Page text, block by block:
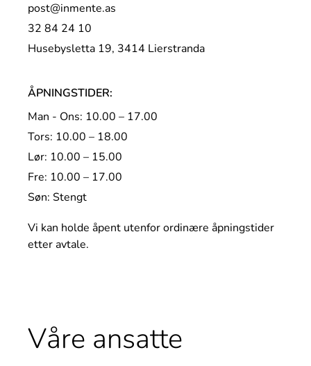
post@inmente.as
32 84 24 10
Husebysletta 19, 3414 Lierstranda
ÅPNINGSTIDER:
Man - Ons: 10.00 – 17.00
Tors: 10.00 – 18.00
Lør: 10.00 – 15.00
Fre: 10.00 – 17.00
Søn: Stengt
Vi kan holde åpent utenfor ordinære åpningstider
etter avtale.
Våre ansatte